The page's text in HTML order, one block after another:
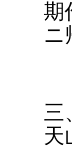
期
ニ
三
天